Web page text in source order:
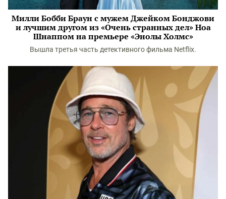
Милли Бобби Браун с мужем Джейком Бонджови
и лучшим другом из «Очень странных дел» Ноа
Шнаппом на премьере «Энолы Холмс»
Вышла третья часть детективного фильма Netflix.